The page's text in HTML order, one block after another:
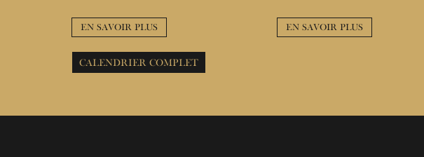
EN SAVOIR PLUS EN SAVOIR PLUS
CALENDRIER COMPLET